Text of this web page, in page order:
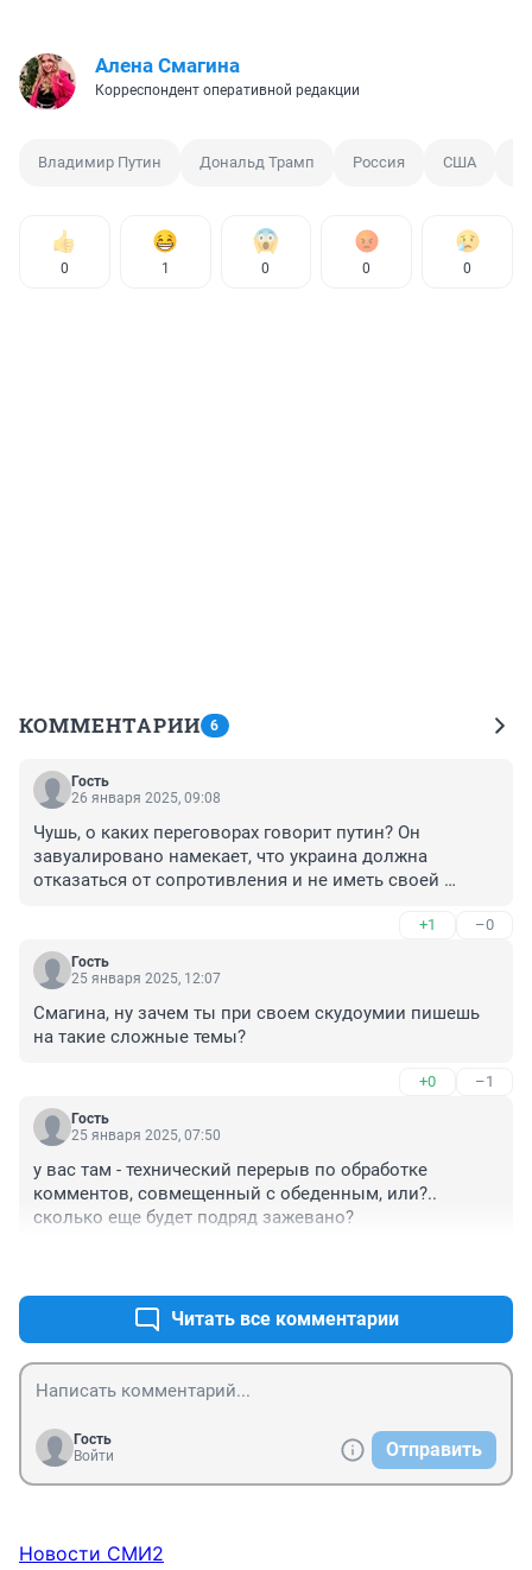
Алена Смагина
Корреспондент оперативной редакции
Владимир Путин Дональд Трамп Россия США
0 1 0 0 0
КОММЕНТАРИИ 6
Гость
26 января 2025, 09:08
Чушь, о каких переговорах говорит путин? Он
завуалировано намекает, что украина должна
отказаться от сопротивления и не иметь своей
территорий. Кто в здравом уме на такое пойдет?
+1 –0
Гость
25 января 2025, 12:07
Смагина, ну зачем ты при своем скудоумии пишешь
на такие сложные темы?
+0 –1
Гость
25 января 2025, 07:50
у вас там - технический перерыв по обработке
комментов, совмещенный с обеденным, или?..
сколько еще будет подряд зажевано?
Читать все комментарии
Гость
Войти
Отправить
Новости СМИ2